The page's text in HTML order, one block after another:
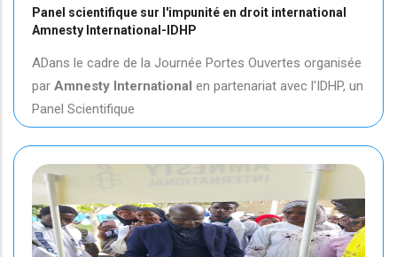
Panel scientifique sur l'impunité en droit international
Amnesty International-IDHP
ADans le cadre de la Journée Portes Ouvertes organisée
par Amnesty International en partenariat avec l'IDHP, un
Panel Scientifique